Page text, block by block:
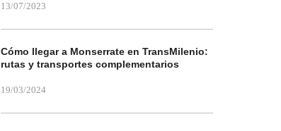
13/07/2023
Cómo llegar a Monserrate en TransMilenio:
rutas y transportes complementarios
19/03/2024